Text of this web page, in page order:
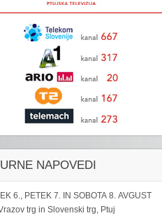
NAPOVEDI
6., PETEK 7. IN SOBOTA 8. AVGUST
trg in Slovenski trg, Ptuj